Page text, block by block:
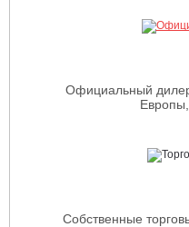
Официальный
Собственные